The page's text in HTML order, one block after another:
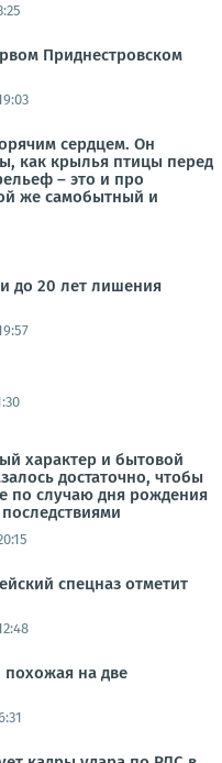
Приднестровском
сердцем. Он
как крылья птицы перед
– это и про
же самобытный и
до 20 лет лишения
характер и бытовой
достаточно, чтобы
по случаю дня рождения
спецназ отметит
похожая на две